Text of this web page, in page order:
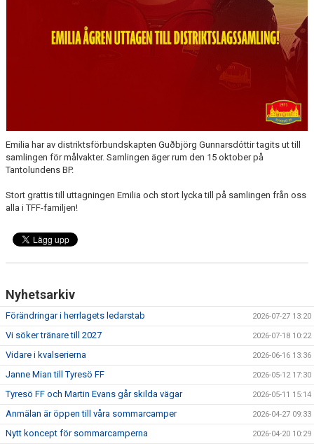
Emilia har av distriktsförbundskapten Guðbjörg Gunnarsdóttir tagits ut till
samlingen för målvakter. Samlingen äger rum den 15 oktober på
Tantolundens BP.
Stort grattis till uttagningen Emilia och stort lycka till på samlingen från oss
alla i TFF-familjen!
Nyhetsarkiv
Förändringar i herrlagets ledarstab 2026-07-27 13:20
Vi söker tränare till 2027 2026-07-18 10:22
Vidare i kvalserierna 2026-06-16 13:36
Janne Mian till Tyresö FF 2026-05-12 17:30
Tyresö FF och Martin Evans går skilda vägar 2026-05-11 15:14
Anmälan är öppen till våra sommarcamper 2026-04-27 09:33
Nytt koncept för sommarcamperna 2026-04-20 10:29